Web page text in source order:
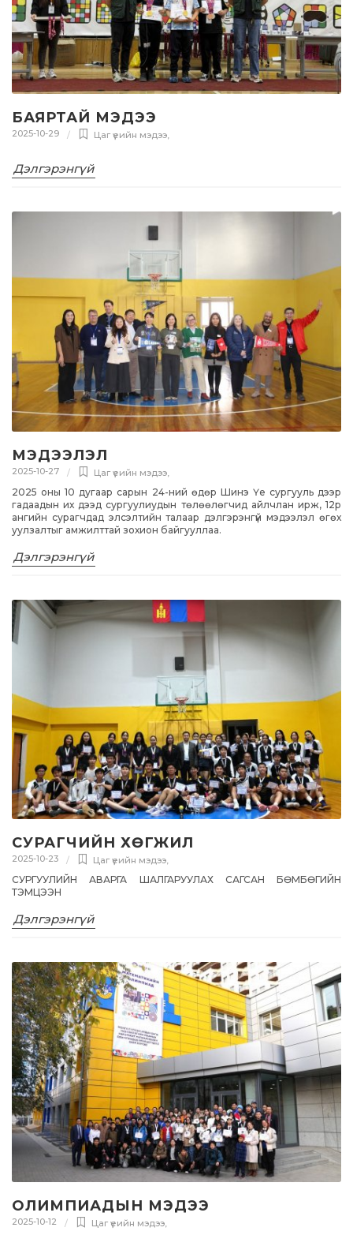
БАЯРТАЙ МЭДЭЭ
2025-10-29 Цаг үеийн мэдээ,
Дэлгэрэнгүй
МЭДЭЭЛЭЛ
2025-10-27 Цаг үеийн мэдээ
2025 оны 10 дугаар сарын 24-ний өдөр Шинэ Үе сургууль дээр
гадаадын их дээд сургуулиудын төлөөлөгчид айлчлан ирж, 12р
ангийн сурагчдад элсэлтийн талаар дэлгэрэнгүй мэдээлэл өгөх
уулзалтыг амжилттай зохион байгууллаа.
Дэлгэрэнгүй
СУРАГЧИЙН ХӨГЖИЛ
2025-10-23 Цаг үеийн мэдээ,
СУРГУУЛИЙН АВАРГА ШАЛГАРУУЛАХ САГСАН БӨМБӨГИЙН
ТЭМЦЭЭН
Дэлгэрэнгүй
ОЛИМПИАДЫН МЭДЭЭ
2025-10-12 Цаг үеийн мэдээ,